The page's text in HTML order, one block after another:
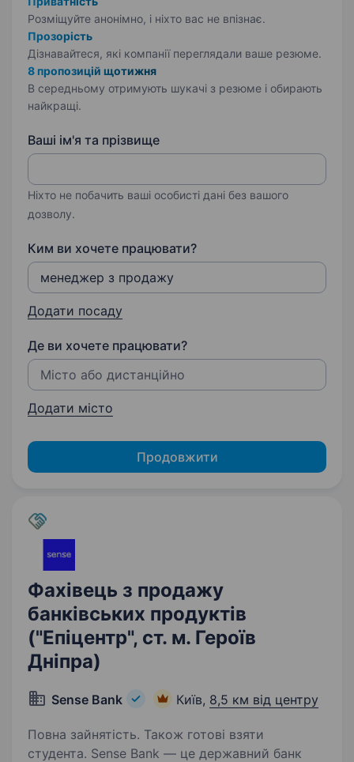
Розміщуйте анонімно, і ніхто вас не впізнає.
Прозорість
Дізнавайтеся, які компанії переглядали ваше резюме.
8 пропозицій щотижня
В середньому отримують шукачі з резюме і обирають
найкращі.
Ваші ім'я та прізвище
Ніхто не побачить ваші особисті дані без вашого
дозволу.
Ким ви хочете працювати?
Додати посаду
Де ви хочете працювати?
Додати місто
Продовжити
Фахівець з продажу
банківських продуктів
("Епіцентр", ст. м. Героїв
Дніпра)
Sense Bank Київ, 8,5 км від центру
Повна зайнятість. Також готові взяти
студента. Sense Bank — це державний банк